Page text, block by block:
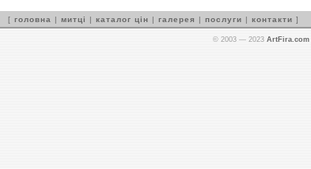
[ головна | митці | каталог цін | галерея | послуги | контакти ]
© 2003 — 2023 ArtFira.com